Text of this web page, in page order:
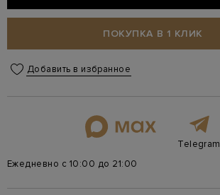
ПОКУПКА В 1 КЛИК
Добавить в избранное
Telegram
Ежедневно с 10:00 до 21:00